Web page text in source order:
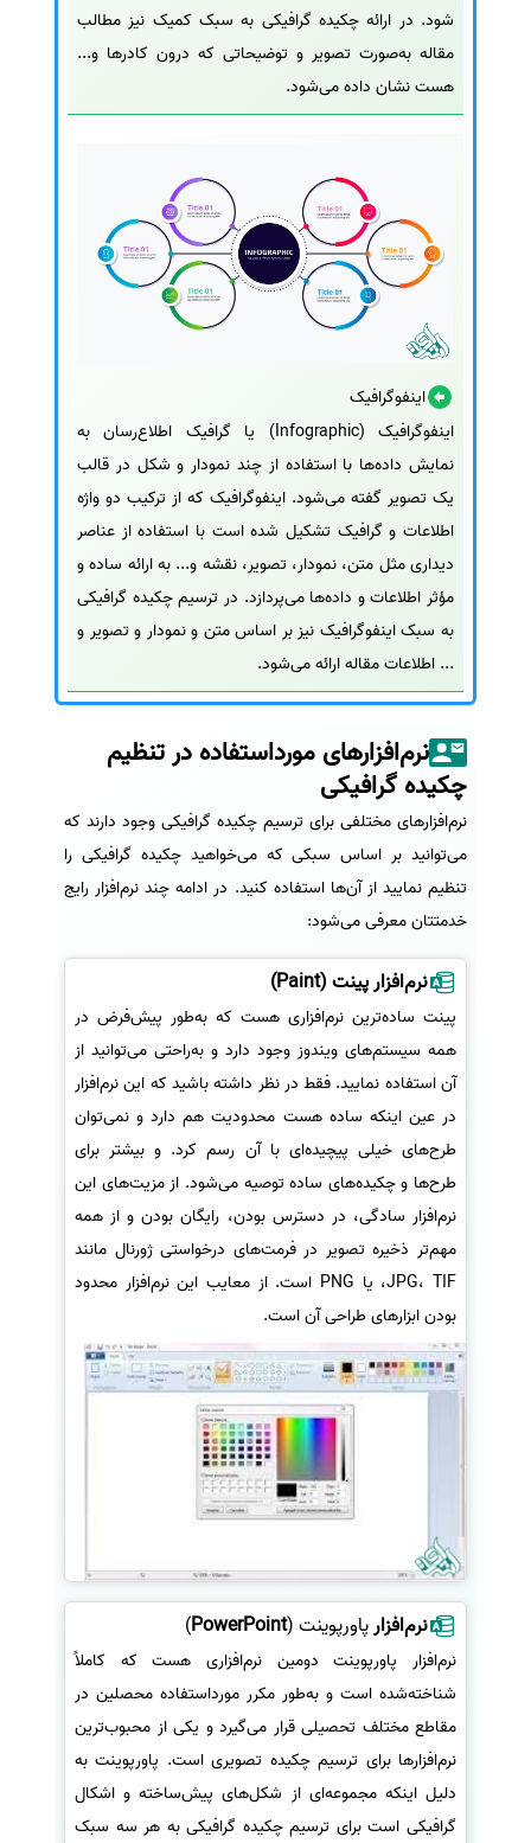
شود. در ارائه چکیده گرافیکی به سبک کمیک نیز مطالب
مقاله به‌صورت تصویر و توضیحاتی که درون کادرها و...
هست نشان داده می‌شود.
اینفوگرافیک
اینفوگرافیک (Infographic) یا گرافیک اطلاع‌رسان به
نمایش داده‌ها با استفاده از چند نمودار و شکل در قالب
یک تصویر گفته می‌شود. اینفوگرافیک که از ترکیب دو واژه
اطلاعات و گرافیک تشکیل شده است با استفاده از عناصر
دیداری مثل متن، نمودار، تصویر، نقشه و... به ارائه ساده و
مؤثر اطلاعات و داده‌ها می‌پردازد. در ترسیم چکیده گرافیکی
به سبک اینفوگرافیک نیز بر اساس متن و نمودار و تصویر و
... اطلاعات مقاله ارائه می‌شود.
نرم‌افزارهای مورداستفاده در تنظیم
چکیده گرافیکی
نرم‌افزارهای مختلفی برای ترسیم چکیده گرافیکی وجود دارند که
می‌توانید بر اساس سبکی که می‌خواهید چکیده گرافیکی را
تنظیم نمایید از آن‌ها استفاده کنید. در ادامه چند نرم‌افزار رایج
خدمتتان معرفی می‌شود:
نرم‌افزار پینت (Paint)
پینت ساده‌ترین نرم‌افزاری هست که به‌طور پیش‌فرض در
همه سیستم‌های ویندوز وجود دارد و به‌راحتی می‌توانید از
آن استفاده نمایید. فقط در نظر داشته باشید که این نرم‌افزار
در عین اینکه ساده هست محدودیت هم دارد و نمی‌توان
طرح‌های خیلی پیچیده‌ای با آن رسم کرد. و بیشتر برای
طرح‌ها و چکیده‌های ساده توصیه می‌شود. از مزیت‌های این
نرم‌افزار سادگی، در دسترس بودن، رایگان بودن و از همه
مهم‌تر ذخیره تصویر در فرمت‌های درخواستی ژورنال مانند
JPG، TIF، یا PNG است. از معایب این نرم‌افزار محدود
بودن ابزارهای طراحی آن است.
نرم‌افزارپاورپوینت (PowerPoint
)
نرم‌افزار پاورپوینت دومین نرم‌افزاری هست که کاملاً
شناخته‌شده است و به‌طور مکرر مورداستفاده محصلین در
مقاطع مختلف تحصیلی قرار می‌گیرد و یکی از محبوب‌ترین
نرم‌افزارها برای ترسیم چکیده تصویری است. پاورپوینت به
دلیل اینکه مجموعه‌ای از شکل‌های پیش‌ساخته و اشکال
گرافیکی است برای ترسیم چکیده گرافیکی به هر سه سبک